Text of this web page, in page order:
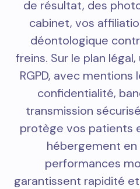
de résultat, des
cabinet, vos
déontologique
freins. Sur le plan
RGPD, avec
confidentialité,
transmission
protège vos patients
hébergement
performances
garantissent rapidité